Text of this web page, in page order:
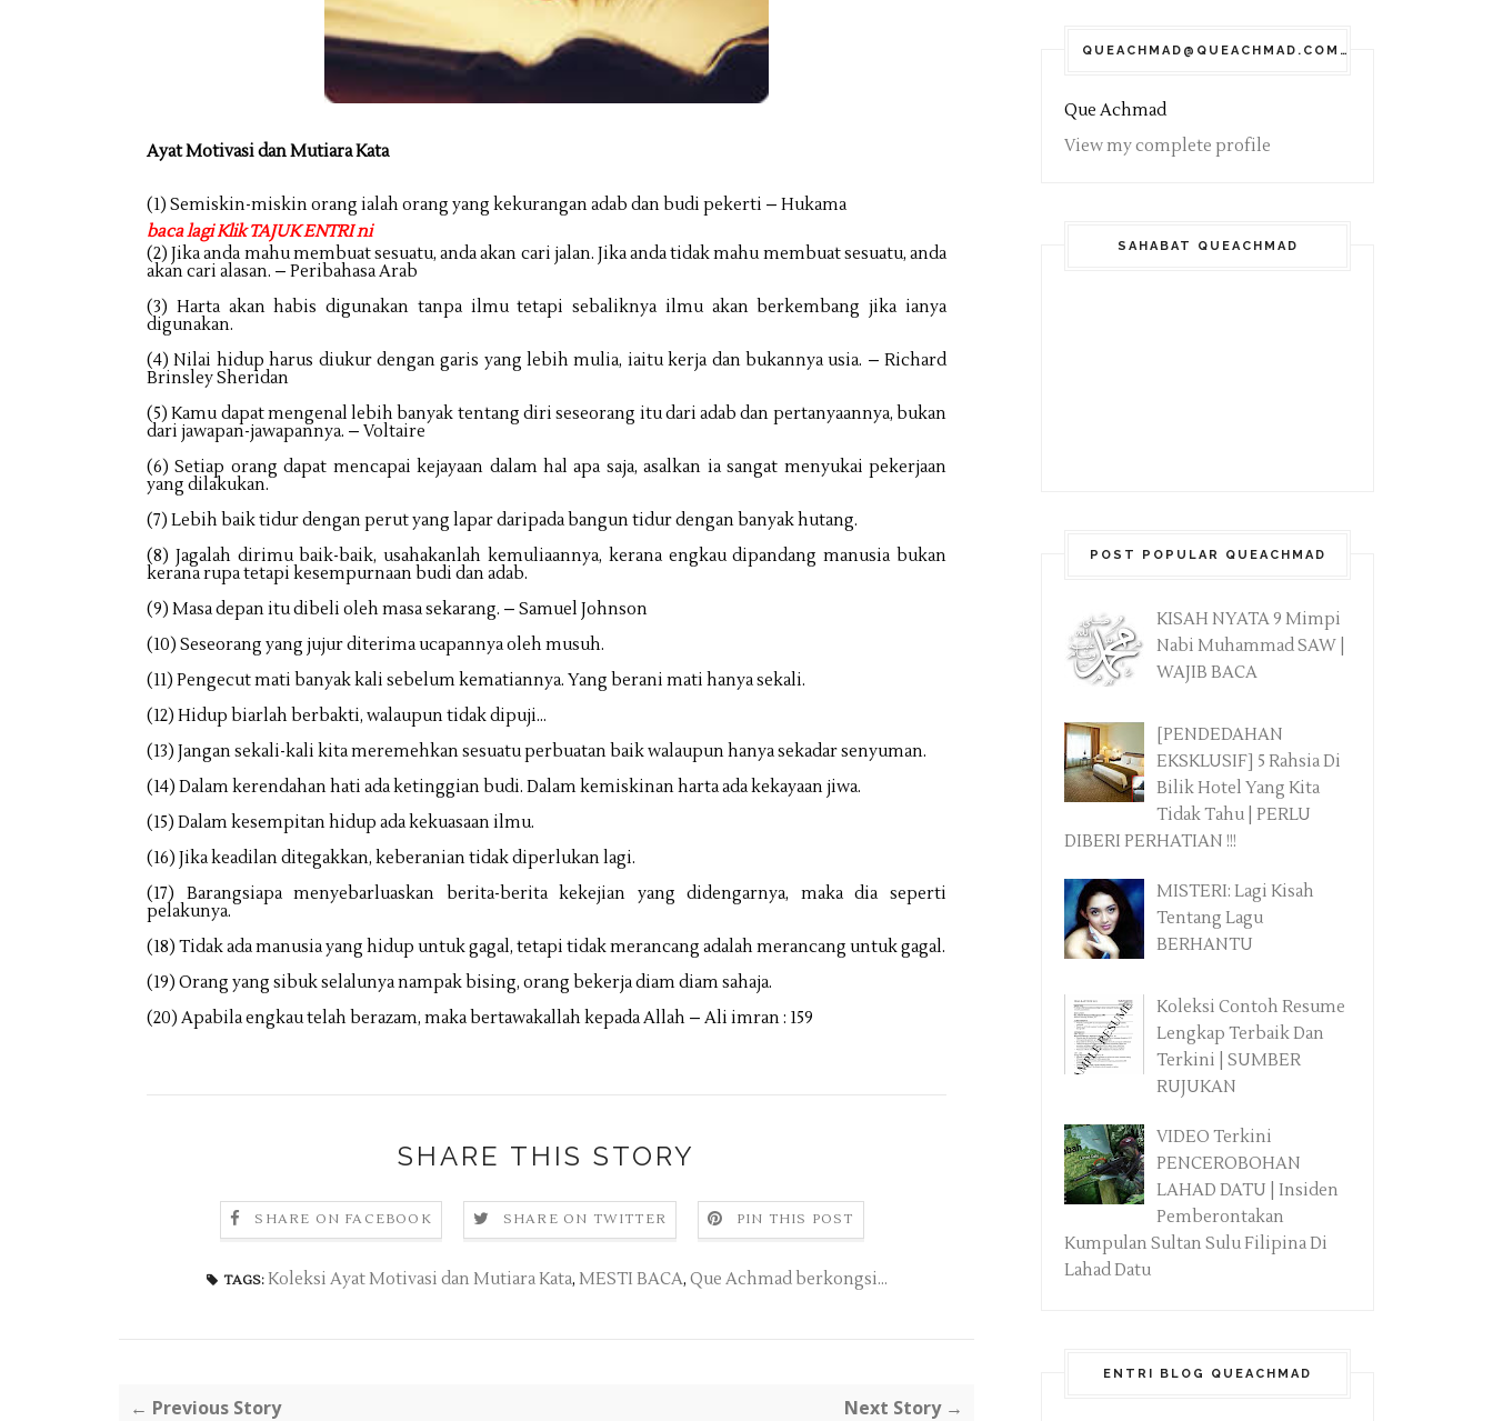
Ayat Motivasi dan Mutiara Kata
(1) Semiskin-miskin orang ialah orang yang kekurangan adab dan budi pekerti – Hukama
baca lagi Klik TAJUK ENTRI ni
(2) Jika anda mahu membuat sesuatu, anda akan cari jalan. Jika anda tidak mahu membuat sesuatu, anda
akan cari alasan. – Peribahasa Arab
(3) Harta akan habis digunakan tanpa ilmu tetapi sebaliknya ilmu akan berkembang jika ianya
digunakan.
(4) Nilai hidup harus diukur dengan garis yang lebih mulia, iaitu kerja dan bukannya usia. – Richard
Brinsley Sheridan
(5) Kamu dapat mengenal lebih banyak tentang diri seseorang itu dari adab dan pertanyaannya, bukan
dari jawapan-jawapannya. – Voltaire
(6) Setiap orang dapat mencapai kejayaan dalam hal apa saja, asalkan ia sangat menyukai pekerjaan
yang dilakukan.
(7) Lebih baik tidur dengan perut yang lapar daripada bangun tidur dengan banyak hutang.
(8) Jagalah dirimu baik-baik, usahakanlah kemuliaannya, kerana engkau dipandang manusia bukan
kerana rupa tetapi kesempurnaan budi dan adab.
(9) Masa depan itu dibeli oleh masa sekarang. – Samuel Johnson
(10) Seseorang yang jujur diterima ucapannya oleh musuh.
(11) Pengecut mati banyak kali sebelum kematiannya. Yang berani mati hanya sekali.
(12) Hidup biarlah berbakti, walaupun tidak dipuji…
(13) Jangan sekali-kali kita meremehkan sesuatu perbuatan baik walaupun hanya sekadar senyuman.
(14) Dalam kerendahan hati ada ketinggian budi. Dalam kemiskinan harta ada kekayaan jiwa.
(15) Dalam kesempitan hidup ada kekuasaan ilmu.
(16) Jika keadilan ditegakkan, keberanian tidak diperlukan lagi.
(17) Barangsiapa menyebarluaskan berita-berita kekejian yang didengarnya, maka dia seperti
pelakunya.
(18) Tidak ada manusia yang hidup untuk gagal, tetapi tidak merancang adalah merancang untuk gagal.
(19) Orang yang sibuk selalunya nampak bising, orang bekerja diam diam sahaja.
(20) Apabila engkau telah berazam, maka bertawakallah kepada Allah – Ali imran : 159
SHARE THIS STORY
SHARE ON FACEBOOK SHARE ON TWITTER PIN THIS POST
TAGS: Koleksi Ayat Motivasi dan Mutiara Kata, MESTI BACA, Que Achmad berkongsi...
← Previous Story Next Story →
QUEACHMAD@QUEACHMAD.COM
Que Achmad
View my complete profile
SAHABAT QUEACHMAD
POST POPULAR QUEACHMAD
KISAH NYATA 9 Mimpi
Nabi Muhammad SAW |
WAJIB BACA
[PENDEDAHAN
EKSKLUSIF] 5 Rahsia Di
Bilik Hotel Yang Kita
Tidak Tahu | PERLU
DIBERI PERHATIAN !!!
MISTERI: Lagi Kisah
Tentang Lagu
BERHANTU
Koleksi Contoh Resume
Lengkap Terbaik Dan
Terkini | SUMBER
RUJUKAN
VIDEO Terkini
PENCEROBOHAN
LAHAD DATU | Insiden
Pemberontakan
Kumpulan Sultan Sulu Filipina Di
Lahad Datu
ENTRI BLOG QUEACHMAD